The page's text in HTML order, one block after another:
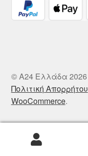
© A24 Ελλάδα 2026
Πολιτική Απορρήτου
WooCommerce.
Αναζήτηση
Αναζήτηση